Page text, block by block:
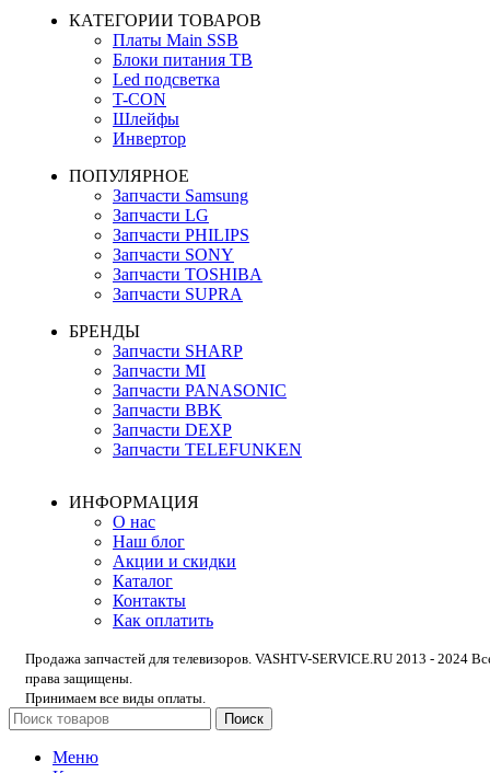
КАТЕГОРИИ ТОВАРОВ
Платы Main SSB
Блоки питания ТВ
Led подсветка
T-CON
Шлейфы
Инвертор
ПОПУЛЯРНОЕ
Запчасти Samsung
Запчасти LG
Запчасти PHILIPS
Запчасти SONY
Запчасти TOSHIBA
Запчасти SUPRA
БРЕНДЫ
Запчасти SHARP
Запчасти MI
Запчасти PANASONIC
Запчасти BBK
Запчасти DEXP
Запчасти TELEFUNKEN
ИНФОРМАЦИЯ
О нас
Наш блог
Акции и скидки
Каталог
Контакты
Как оплатить
Продажа запчастей для телевизоров. VASHTV-SERVICE.RU 2013 - 2024
права защищены.
Принимаем все виды оплаты.
Поиск
Меню